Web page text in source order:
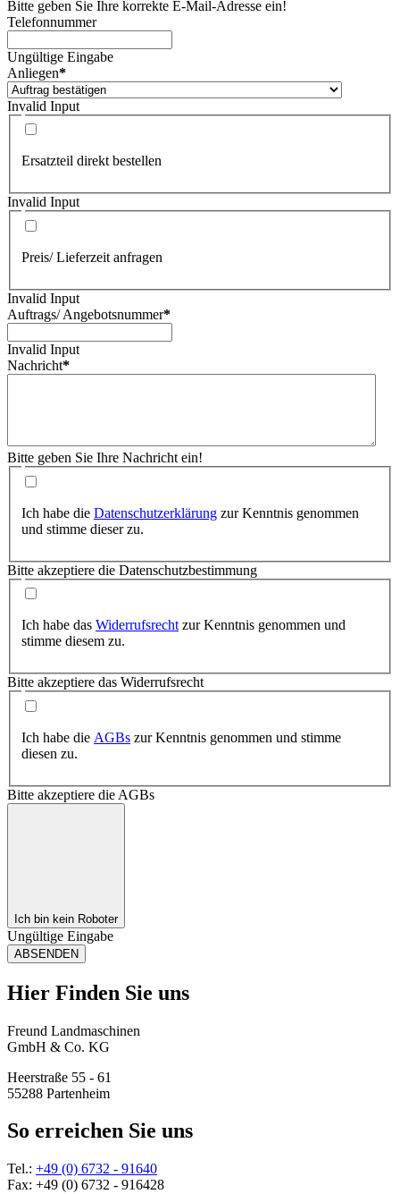
Bitte geben Sie Ihre korrekte E-Mail-Adresse ein!
Telefonnummer
Ungültige Eingabe
Anliegen*
Invalid Input
Ersatzteil direkt bestellen
Invalid Input
Preis/ Lieferzeit anfragen
Invalid Input
Auftrags/ Angebotsnummer*
Invalid Input
Nachricht*
Bitte geben Sie Ihre Nachricht ein!
Ich habe die Datenschutzerklärung zur Kenntnis genommen
und stimme dieser zu.
Bitte akzeptiere die Datenschutzbestimmung
Ich habe das Widerrufsrecht zur Kenntnis genommen und
stimme diesem zu.
Bitte akzeptiere das Widerrufsrecht
Ich habe die AGBs zur Kenntnis genommen und stimme
diesen zu.
Bitte akzeptiere die AGBs
Ich bin kein Roboter
Ungültige Eingabe
ABSENDEN
Hier Finden Sie uns
Freund Landmaschinen
GmbH & Co. KG
Heerstraße 55 - 61
55288 Partenheim
So erreichen Sie uns
Tel.: +49 (0) 6732 - 91640
Fax: +49 (0) 6732 - 916428